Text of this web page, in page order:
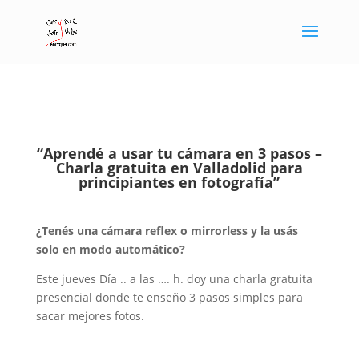
“Aprendé a usar tu cámara en 3 pasos –
Charla gratuita en Valladolid para
principiantes en fotografía”
¿Tenés una cámara reflex o mirrorless y la usás
solo en modo automático?
Este jueves Día .. a las …. h. doy una charla gratuita
presencial donde te enseño 3 pasos simples para
sacar mejores fotos.